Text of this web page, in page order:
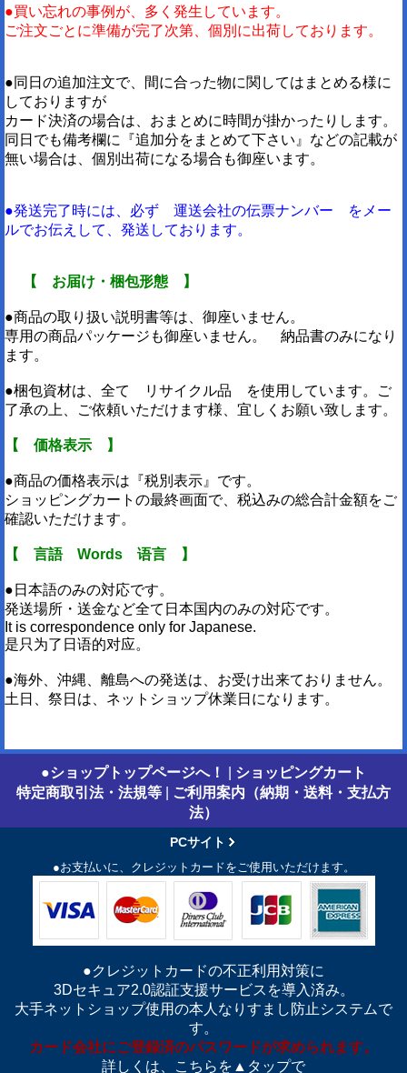
●買い忘れの事例が、多く発生しています。
ご注文ごとに準備が完了次第、個別に出荷しております。
●同日の追加注文で、間に合った物に関してはまとめる様に
しておりますが
カード決済の場合は、おまとめに時間が掛かったりします。
同日でも備考欄に『追加分をまとめて下さい』などの記載が
無い場合は、個別出荷になる場合も御座います。
●発送完了時には、必ず 運送会社の伝票ナンバー をメー
ルでお伝えして、発送しております。
【 お届け・梱包形態 】
●商品の取り扱い説明書等は、御座いません。
専用の商品パッケージも御座いません。 納品書のみになり
ます。
●梱包資材は、全て リサイクル品 を使用しています。ご
了承の上、ご依頼いただけます様、宜しくお願い致します。
【 価格表示 】
●商品の価格表示は『税別表示』です。
ショッピングカートの最終画面で、税込みの総合計金額をご
確認いただけます。
【 言語 Words 语言 】
●日本語のみの対応です。
発送場所・送金など全て日本国内のみの対応です。
It is correspondence only for Japanese.
是只为了日语的对应。
●海外、沖縄、離島への発送は、お受け出来ておりません。
土日、祭日は、ネットショップ休業日になります。
●ショップトップページへ！
ショッピングカート
特定商取引法・法規等
ご利用案内（納期・送料・支払方
法）
PCサイト
●お支払いに、クレジットカードをご使用いただけます。
●クレジットカードの不正利用対策に
3Dセキュア2.0認証支援サービスを導入済み。
大手ネットショップ使用の本人なりすまし防止システムで
す。
カード会社にご登録済のパスワードが求められます。
詳しくは、こちらを▲タップで